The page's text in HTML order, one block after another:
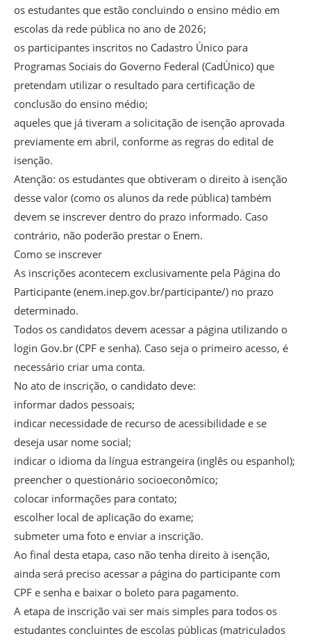
os estudantes que estão concluindo o ensino médio em
escolas da rede pública no ano de 2026;
os participantes inscritos no Cadastro Único para
Programas Sociais do Governo Federal (CadÚnico) que
pretendam utilizar o resultado para certificação de
conclusão do ensino médio;
aqueles que já tiveram a solicitação de isenção aprovada
previamente em abril, conforme as regras do edital de
isenção.
Atenção: os estudantes que obtiveram o direito à isenção
desse valor (como os alunos da rede pública) também
devem se inscrever dentro do prazo informado. Caso
contrário, não poderão prestar o Enem.
Como se inscrever
As inscrições acontecem exclusivamente pela Página do
Participante (enem.inep.gov.br/participante/) no prazo
determinado.
Todos os candidatos devem acessar a página utilizando o
login Gov.br (CPF e senha). Caso seja o primeiro acesso, é
necessário criar uma conta.
No ato de inscrição, o candidato deve:
informar dados pessoais;
indicar necessidade de recurso de acessibilidade e se
deseja usar nome social;
indicar o idioma da língua estrangeira (inglês ou espanhol);
preencher o questionário socioeconômico;
colocar informações para contato;
escolher local de aplicação do exame;
submeter uma foto e enviar a inscrição.
Ao final desta etapa, caso não tenha direito à isenção,
ainda será preciso acessar a página do participante com
CPF e senha e baixar o boleto para pagamento.
A etapa de inscrição vai ser mais simples para todos os
estudantes concluintes de escolas públicas (matriculados